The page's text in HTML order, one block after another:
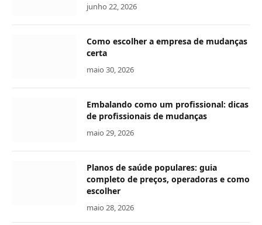
junho 22, 2026
Como escolher a empresa de mudanças
certa
maio 30, 2026
Embalando como um profissional: dicas
de profissionais de mudanças
maio 29, 2026
Planos de saúde populares: guia
completo de preços, operadoras e como
escolher
maio 28, 2026